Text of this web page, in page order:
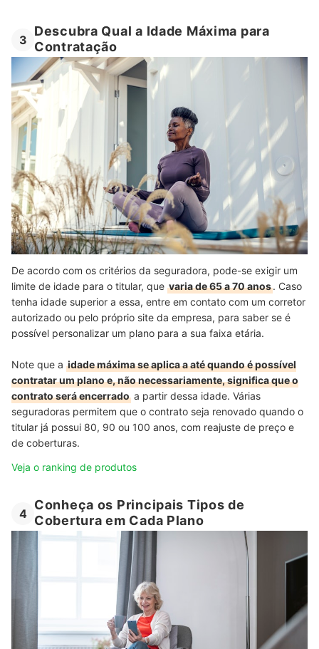
3
Descubra Qual a Idade Máxima para
Contratação
De acordo com os critérios da seguradora, pode-se exigir um
limite de idade para o titular, que varia de 65 a 70 anos. Caso
tenha idade superior a essa, entre em contato com um corretor
autorizado ou pelo próprio site da empresa, para saber se é
possível personalizar um plano para a sua faixa etária.
Note que a idade máxima se aplica a até quando é possível
contratar um plano e, não necessariamente, significa que o
contrato será encerrado a partir dessa idade. Várias
seguradoras permitem que o contrato seja renovado quando o
titular já possui 80, 90 ou 100 anos, com reajuste de preço e
de coberturas.
Veja o ranking de produtos
4
Conheça os Principais Tipos de
Cobertura em Cada Plano